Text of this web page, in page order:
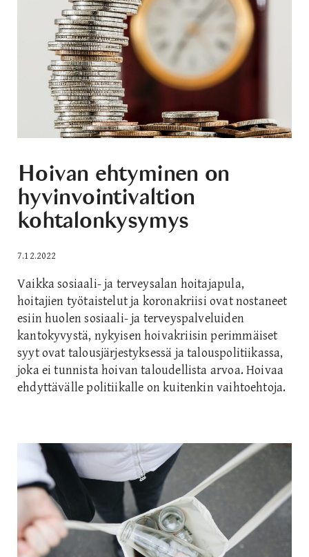
Hoivan ehtyminen on
hyvinvointivaltion
kohtalonkysymys
7.12.2022
Vaikka sosiaali- ja terveysalan hoitajapula,
hoitajien työtaistelut ja koronakriisi ovat nostaneet
esiin huolen sosiaali- ja terveyspalveluiden
kantokyvystä, nykyisen hoivakriisin perimmäiset
syyt ovat talousjärjestyksessä ja talouspolitiikassa,
joka ei tunnista hoivan taloudellista arvoa. Hoivaa
ehdyttävälle politiikalle on kuitenkin vaihtoehtoja.